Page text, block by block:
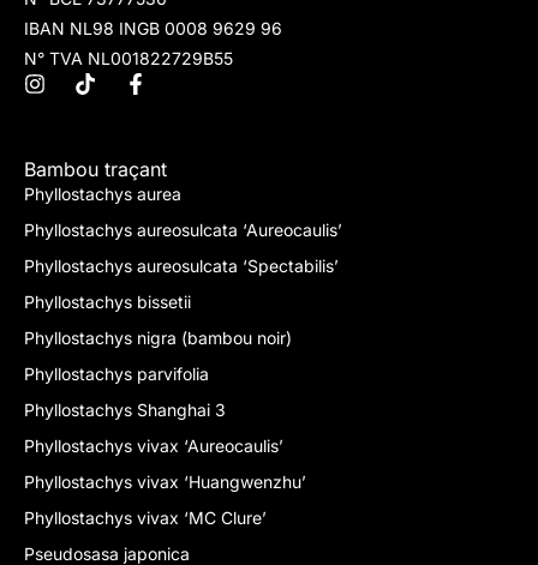
IBAN NL98 INGB 0008 9629 96
N° TVA NL001822729B55
Bambou traçant
Phyllostachys aurea
Phyllostachys aureosulcata ‘Aureocaulis’
Phyllostachys aureosulcata ‘Spectabilis’
Phyllostachys bissetii
Phyllostachys nigra (bambou noir)
Phyllostachys parvifolia
Phyllostachys Shanghai 3
Phyllostachys vivax ‘Aureocaulis’
Phyllostachys vivax ‘Huangwenzhu’
Phyllostachys vivax ‘MC Clure’
Pseudosasa japonica